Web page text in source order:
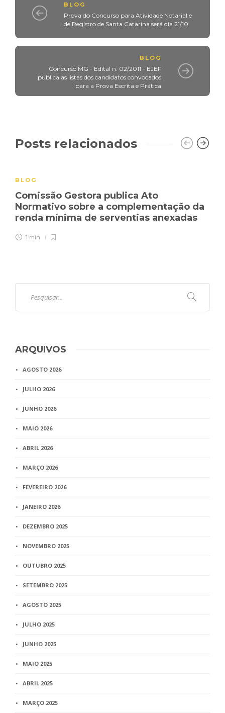
BLOG
Prova do Concurso para Atividade Notarial e
de Registro de Santa Catarina será dia 21/10
BLOG
Concurso MG - Edital n. 02/2011 - EJEF
publica as listas dos candidatos convocados
para a Prova Escrita e Prática
Posts relacionados
BLOG
Comissão Gestora publica Ato
Normativo sobre a complementação da
renda mínima de serventias anexadas
1 min
ARQUIVOS
AGOSTO 2026
JULHO 2026
JUNHO 2026
MAIO 2026
ABRIL 2026
MARÇO 2026
FEVEREIRO 2026
JANEIRO 2026
DEZEMBRO 2025
NOVEMBRO 2025
OUTUBRO 2025
SETEMBRO 2025
AGOSTO 2025
JULHO 2025
JUNHO 2025
MAIO 2025
ABRIL 2025
MARÇO 2025